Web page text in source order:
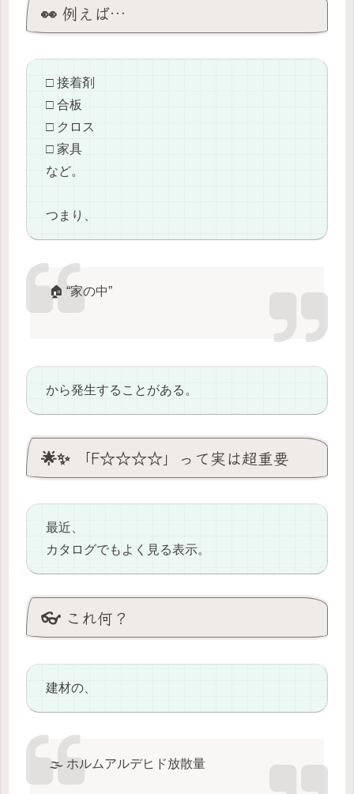
👀 例えば…
□ 接着剤
□ 合板
□ クロス
□ 家具
など。
つまり、
🏠 “家の中”
から発生することがある。
🌟✨ 「F☆☆☆☆」って実は超重要
最近、
カタログでもよく見る表示。
👓 これ何？
建材の、
🌫️ ホルムアルデヒド放散量